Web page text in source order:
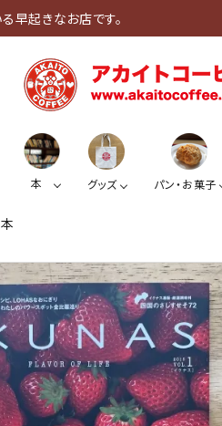
早起きなお店です。
本 グッズ パン・お菓子
本